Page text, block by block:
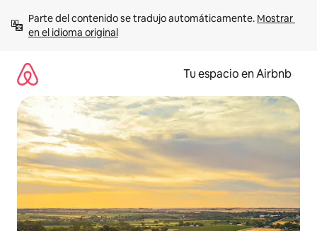
contenido
Parte del contenido se tradujo automáticamente. Mostrar
en el idioma original
Tu espacio en Airbnb